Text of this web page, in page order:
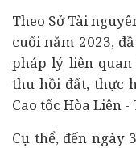
Theo Sở Tài
cuối năm 2023,
pháp lý liên
thu hồi đất, thực
Cao tốc Hòa Liên -
Cụ thể, đến ngày